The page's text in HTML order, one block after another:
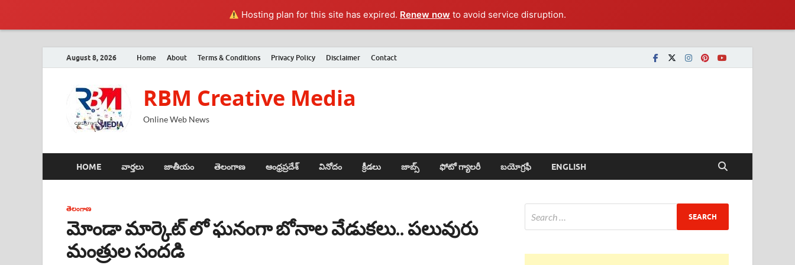
Hosting plan for this site has expired. Renew now to avoid service disruption.
August 8, 2026 Home About Terms & Conditions Privacy Policy Disclaimer Contact
RBM Creative Media
Online Web News
HOME వార్తలు జాతీయం తెలంగాణ ఆంధ్రప్రదేశ్ వినోదం క్రీడలు జాబ్స్ ఫోటో గ్యాలరీ బయోగ్రఫీ ENGLISH
తెలంగాణ
మోండా మార్కెట్ లో ఘనంగా బోనాల వేడుకలు.. పలువురు
మంత్రుల సందడి